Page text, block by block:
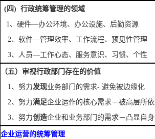
(四) 行政统筹管理的领域
1、硬件—办公环境、办公设施、后勤资源
2、软件—管理效率、工作流程、预见性管理
3、人员—工作心态、服务意识、习惯、个性
（五）审视行政部门存在的价值
1、努力发现业务部门的需求- 避免被边缘化
2、努力满足企业运作的核心需求－被高层所
3、努力创造企业和业务部门的需求－凸显自
企业运营的统筹管理